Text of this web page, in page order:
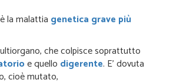
è la malattia genetica grave più
che colpisce soprattutto
e quello digerente. E’ dovuta
cioè mutato,